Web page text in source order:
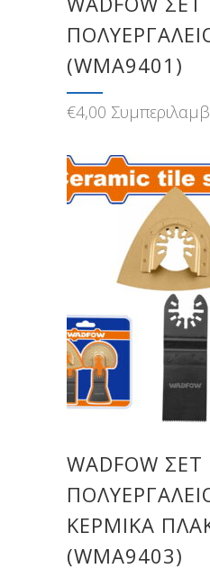
(WMA9401)
€4,00
WADFOW
ΚΕΡΜΙΚΑ
(WMA9403)